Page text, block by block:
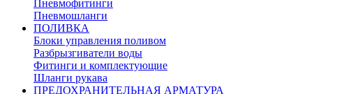
Пневмофитинги
Пневмошланги
ПОЛИВКА
Блоки управления поливом
Разбрызгиватели воды
Фитинги и комплектующие
Шланги рукава
ПРЕДОХРАНИТЕЛЬНАЯ АРМАТУРА